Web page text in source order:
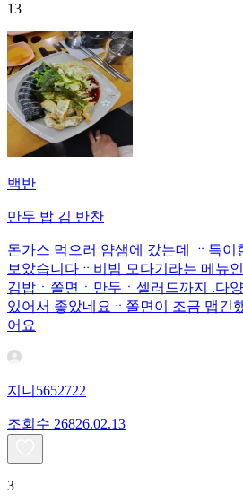
13
백반
만두 밥 김 반찬
돈가스 먹으러 얌샘에 갔는데 ᆢ특이
보았습니다ᆢ비빔 모다기라는 메뉴
김밥ㆍ쫄면ㆍ만두ㆍ셀러드까지 .다
있어서 좋았네요ᆢ쫄면이 조금 맵긴
어요
지니5652722
조회수 26826.02.13
3